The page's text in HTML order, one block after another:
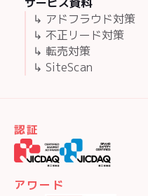
↳ アドフラウド対策
↳ 不正リード対策
↳ 転売対策
↳ SiteScan
認証
アワード